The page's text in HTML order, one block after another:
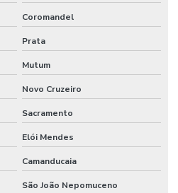
Coromandel
Prata
Mutum
Novo Cruzeiro
Sacramento
Elói Mendes
Camanducaia
São João Nepomuceno